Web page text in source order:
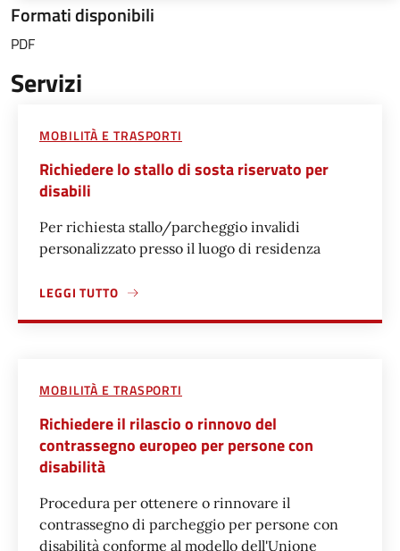
Formati disponibili
PDF
Servizi
MOBILITÀ E TRASPORTI
Richiedere lo stallo di sosta riservato per
disabili
Per richiesta stallo/parcheggio invalidi
personalizzato presso il luogo di residenza
LEGGI TUTTO
A PROPOSITO DI RICHIEDERE LO STALLO DI SOSTA
MOBILITÀ E TRASPORTI
Richiedere il rilascio o rinnovo del
contrassegno europeo per persone con
disabilità
Procedura per ottenere o rinnovare il
contrassegno di parcheggio per persone con
disabilità conforme al modello dell'Unione